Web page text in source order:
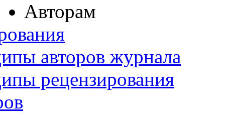
Авторам
авторов журнала
рецензирования